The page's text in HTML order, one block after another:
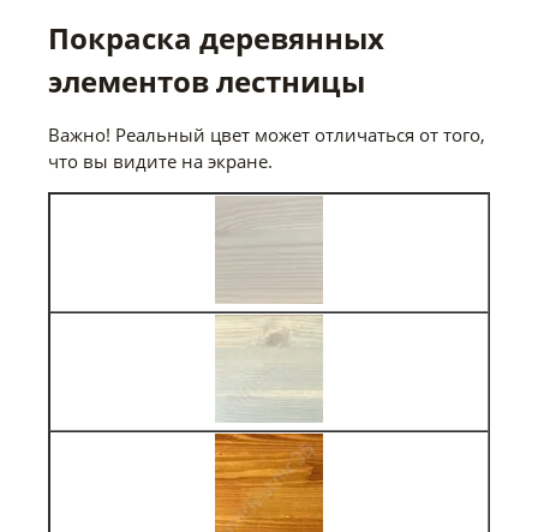
Покраска деревянных
элементов лестницы
Важно! Реальный цвет может отличаться от того,
что вы видите на экране.